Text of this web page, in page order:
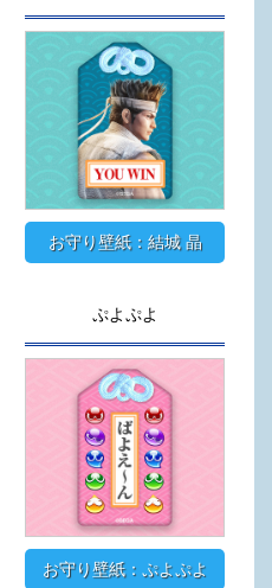
お守り壁紙：結城 晶
ぷよぷよ
お守り壁紙：ぷよぷよ